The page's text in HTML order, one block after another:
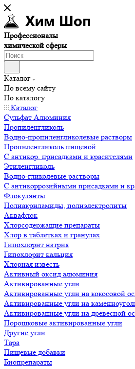
Профессионалы
химической сферы
Каталог
По всему сайту
По каталогу
Каталог
Сульфат Алюминия
Пропиленгликоль
Водно-пропиленгликолевые растворы
Пропиленгликоль пищевой
С антикор. присадками и красителями
Этиленгликоль
Водно-гликолевые растворы
С антикоррозийными присадками и
Флокулянты
Полиакриламиды, полиэлектролиты
Аквафлок
Хлорсодержащие препараты
Хлор в таблетках и гранулах
Гипохлорит натрия
Гипохлорит кальция
Хлорная известь
Активный оксид алюминия
Активированные угли
Активированные угли на кокосовой
Активированные угли на
Активированные угли на древесной
Порошковые активированные угли
Другие угли
Тара
Пищевые добавки
Биопрепараты